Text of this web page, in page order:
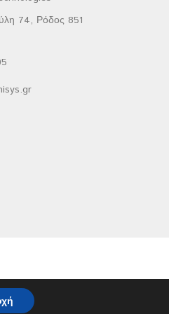
74, Ρόδος 851